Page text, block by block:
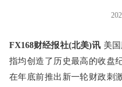
FX168财经报社(北美)讯 美
指均创造了历史最高的收盘
在年底前推出新一轮财政刺